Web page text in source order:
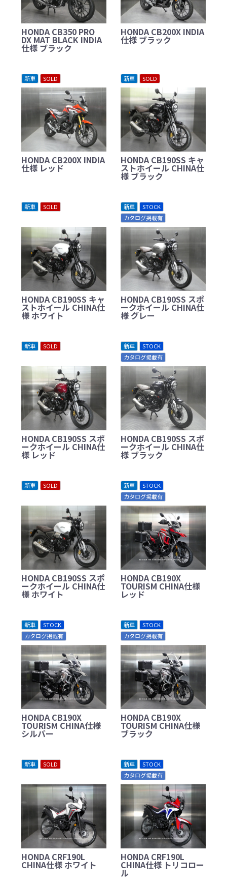
HONDA CB350 PRO
DX MAT BLACK INDIA
仕様 ブラック
HONDA CB200X INDIA
仕様 ブラック
新車 SOLD
HONDA CB200X INDIA
仕様 レッド
新車 SOLD
HONDA CB190SS キャ
ストホイール CHINA仕
様 ブラック
新車 SOLD
HONDA CB190SS キャ
ストホイール CHINA仕
様 ホワイト
新車
STOCK
カタログ掲載有
HONDA CB190SS スポ
ークホイール CHINA仕
様 グレー
新車 SOLD
HONDA CB190SS スポ
ークホイール CHINA仕
様 レッド
新車
STOCK
カタログ掲載有
HONDA CB190SS スポ
ークホイール CHINA仕
様 ブラック
新車 SOLD
HONDA CB190SS スポ
ークホイール CHINA仕
様 ホワイト
新車
STOCK
カタログ掲載有
HONDA CB190X
TOURISM CHINA仕様
レッド
新車
STOCK
カタログ掲載有
HONDA CB190X
TOURISM CHINA仕様
シルバー
新車
STOCK
カタログ掲載有
HONDA CB190X
TOURISM CHINA仕様
ブラック
新車 SOLD
HONDA CRF190L
CHINA仕様 ホワイト
新車
STOCK
カタログ掲載有
HONDA CRF190L
CHINA仕様 トリコロー
ル